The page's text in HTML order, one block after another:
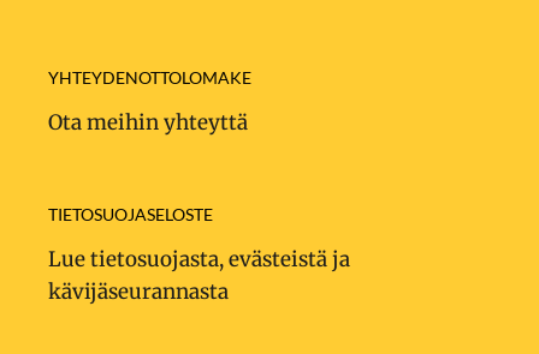
YHTEYDENOTTOLOMAKE
Ota meihin yhteyttä
TIETOSUOJASELOSTE
Lue tietosuojasta, evästeistä ja
kävijäseurannasta